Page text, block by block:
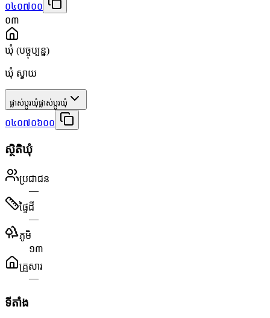
០៤០៧០០
០៣
ឃុំ (បច្ចុប្បន្ន)
ឃុំ ស្វាយ
ផ្លាស់ប្តូរឃុំផ្លាស់ប្តូរឃុំ
០៤០៧០៦០០
ស្ថិតិឃុំ
ប្រជាជន
—
ផ្ទៃដី
—
ភូមិ
១៣
គ្រួសារ
—
ទីតាំង